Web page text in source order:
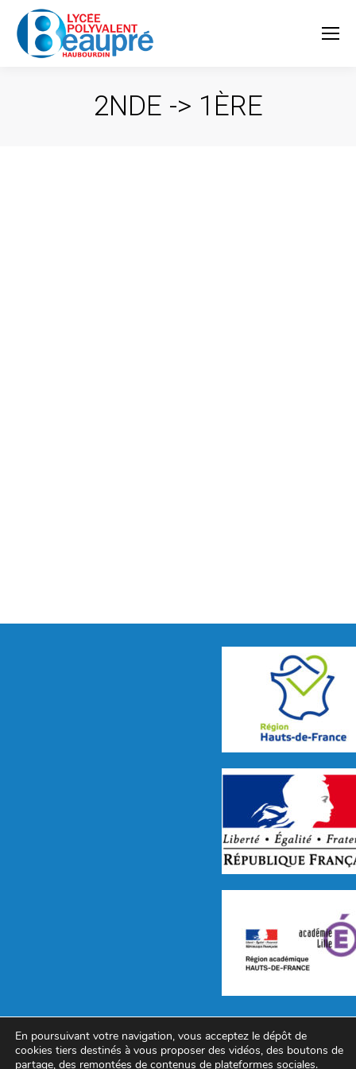
2NDE -> 1ÈRE
Avenue de Beaupré, B.P. 70079
Tél : 03.20.07.22.55 – Télécopie :
En poursuivant votre navigation, vous acceptez le dépôt de
cookies tiers destinés à vous proposer des vidéos, des boutons de
partage, des remontées de contenus de plateformes sociales.